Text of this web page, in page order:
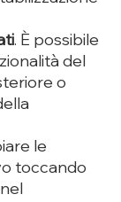
. È possibile
del
o
le
toccando